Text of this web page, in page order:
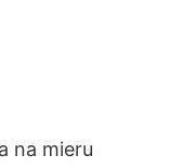
na mieru